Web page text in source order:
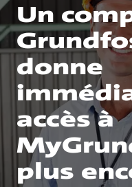
Un
donne
accès à
plus